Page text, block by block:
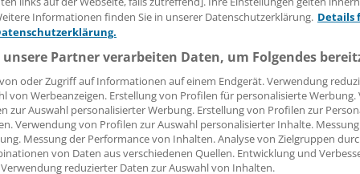
Jetzt anmelden »
Kostenlos
vergessen?
ist mit wenigen Klicks erledigt und kostenlos.
des kostenlosen Login:
Analysen, Hintergründe und Infografiken
Interviews und Praxis-Tipps
Informationen finden Sie in unserer Datenschutzerklärung. Details
Partner verarbeiten Daten, um Folgendes
oder Zugriff auf Informationen auf einem Endgerät. Verwendung
von Werbeanzeigen. Erstellung von Profilen für personalisierte
zur Auswahl personalisierter Werbung. Erstellung von Profilen zur
Verwendung von Profilen zur Auswahl personalisierter Inhalte.
Messung der Performance von Inhalten. Analyse von Zielgruppen
von Daten aus verschiedenen Quellen. Entwicklung und
reduzierter Daten zur Auswahl von Inhalten.